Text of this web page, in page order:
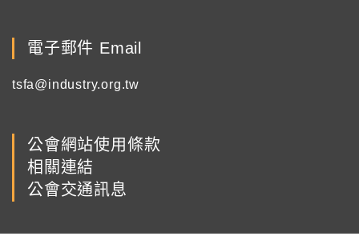
電子郵件 Email
tsfa@industry.org.tw
公會網站使用條款
相關連結
公會交通訊息